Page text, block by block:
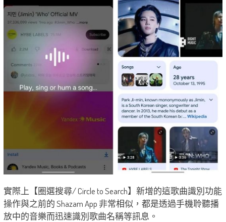
實際上【圈選搜尋/ Circle to Search】新增的這歌曲識別功能
操作與之前的 Shazam App 非常相似，都是透過手機聆聽播
放中的音樂而迅速識別歌曲名稱等訊息。